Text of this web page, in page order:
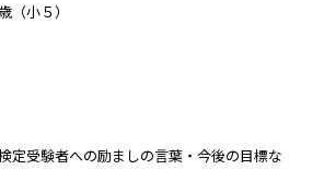
５）
定受験者への励ましの言葉・今後の目標な